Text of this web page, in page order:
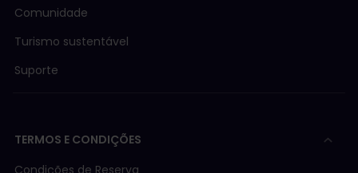
Comunidade
Turismo sustentável
Suporte
TERMOS E CONDIÇÕES